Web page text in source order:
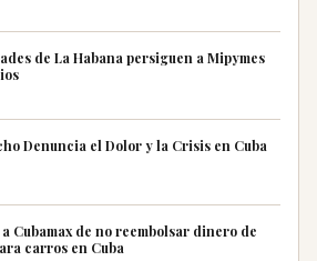
de La Habana persiguen a Mipymes
Denuncia el Dolor y la Crisis en Cuba
Cubamax de no reembolsar dinero de
carros en Cuba